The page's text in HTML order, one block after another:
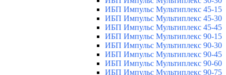
ИБП Импульс Мультиплекс 45-15
ИБП Импульс Мультиплекс 45-30
ИБП Импульс Мультиплекс 45-45
ИБП Импульс Мультиплекс 90-15
ИБП Импульс Мультиплекс 90-30
ИБП Импульс Мультиплекс 90-45
ИБП Импульс Мультиплекс 90-60
ИБП Импульс Мультиплекс 90-75